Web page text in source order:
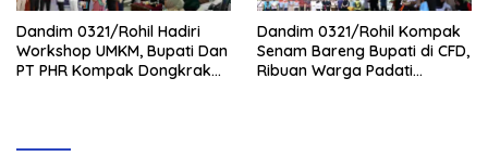
Dandim 0321/Rohil Hadiri
Workshop UMKM, Bupati Dan
PT PHR Kompak Dongkrak
Dandim 0321/Rohil Kompak
Senam Bareng Bupati di CFD,
Ribuan Warga Padati